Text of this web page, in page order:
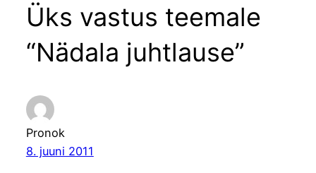
Üks vastus teemale
“Nädala juhtlause”
Pronok
8. juuni 2011